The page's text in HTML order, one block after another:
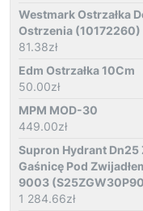
Westmark Ostrzałka
Ostrzenia (10172260)
81.38zł
Edm Ostrzałka 10Cm
50.00zł
MPM MOD-30
449.00zł
Supron Hydrant Dn25
Gaśnicę Pod
9003
1 284.66zł